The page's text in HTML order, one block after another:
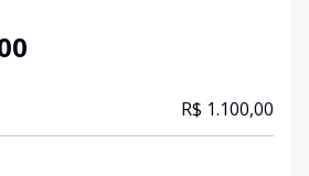
R$ 1.100,00